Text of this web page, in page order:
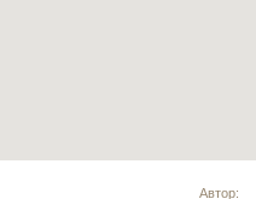
Автор: